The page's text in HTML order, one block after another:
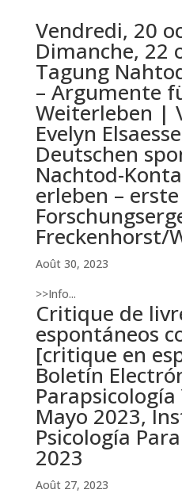
Vendredi, 20
Dimanche, 22
Tagung
– Argumente
Weiterleben |
Evelyn
Deutschen
Nachtod-
erleben – erste
Freckenhorst/
Août 30, 2023
>>Info...
Critique de
espontáneos
[critique en
Boletín
Parapsicología
Mayo 2023,
Psicología
2023
Août 27, 2023